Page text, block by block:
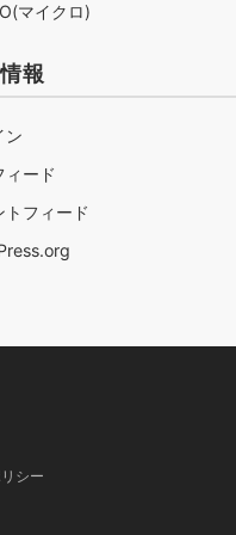
マイクロ)
報
ン
ィード
トフィード
シー